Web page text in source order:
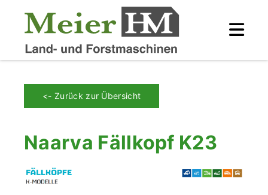
<- Zurück zur Übersicht
Naarva Fällkopf K23